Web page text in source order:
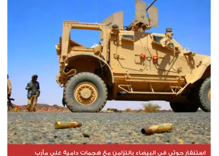
استنفار حوثي في البيضاء بالتزامن مع هجمات دامية على مأرب